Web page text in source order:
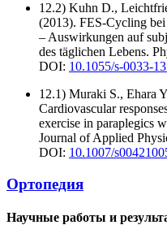
12.2) Kuhn D.,
(2013). FES-Cycling
– Auswirkungen auf
des täglichen Lebens.
DOI: 10.1055/s-0033-
12.1) Muraki S., Ehara
Cardiovascular
exercise in paraplegics
Journal of Applied
DOI: 10.1007/
Ортопедия
Научные работы и